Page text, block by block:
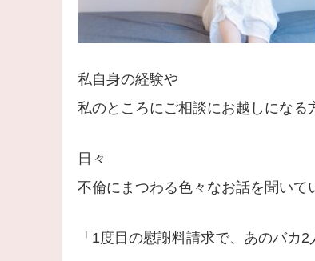
私自身の経験や
私のところにご相談にお越しになる
日々
不倫にまつわる色々なお話を聞いて
「1度目の慰謝料請求で、あのバカ